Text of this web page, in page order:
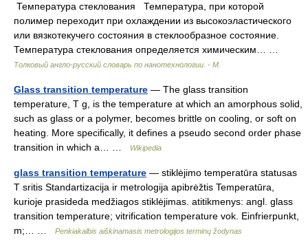
Температура стеклования Температура, при которой
полимер переходит при охлаждении из высокоэластического
или вязкотекучего состояния в стеклообразное состояние.
Температура стеклования определяется химическим… …
Толковый англо-русский словарь по нанотехнологии. - М.
Glass transition temperature — The glass transition
temperature, T g, is the temperature at which an amorphous solid,
such as glass or a polymer, becomes brittle on cooling, or soft on
heating. More specifically, it defines a pseudo second order phase
transition in which a… …
Wikipedia
glass transition temperature — stiklėjimo temperatūra statusas
T sritis Standartizacija ir metrologija apibrėžtis Temperatūra,
kurioje prasideda medžiagos stiklėjimas. atitikmenys: angl. glass
transition temperature; vitrification temperature vok. Einfrierpunkt,
m;… …
Penkiakalbis aiškinamasis metrologijos terminų žodynas